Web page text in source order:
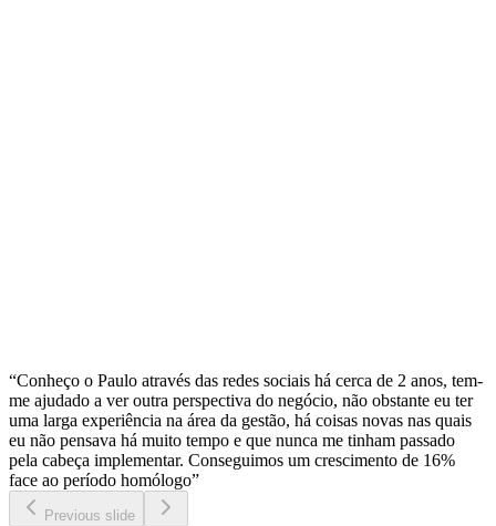
“Conheço o Paulo através das redes sociais há cerca de 2 anos, tem-
me ajudado a ver outra perspectiva do negócio, não obstante eu ter
uma larga experiência na área da gestão, há coisas novas nas quais
eu não pensava há muito tempo e que nunca me tinham passado
pela cabeça implementar. Conseguimos um crescimento de 16%
face ao período homólogo”
Previous slide